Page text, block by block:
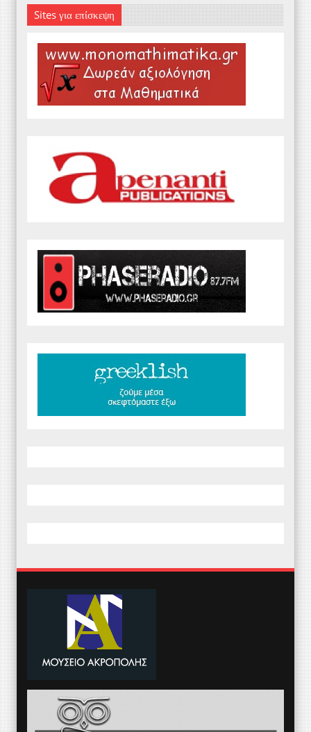
Sites για επίσκεψη